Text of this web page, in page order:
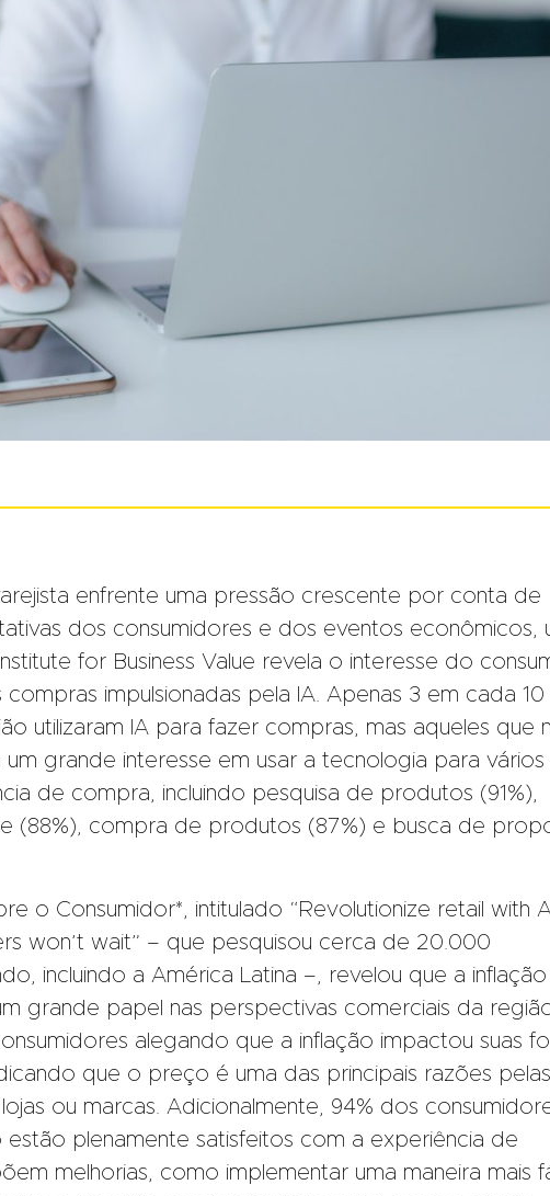
enfrente uma pressão crescente por conta de
dos consumidores e dos eventos econômicos,
for Business Value revela o interesse do
compras impulsionadas pela IA. Apenas 3 em cada 10
utilizaram IA para fazer compras, mas aqueles que
um grande interesse em usar a tecnologia para vários
de compra, incluindo pesquisa de produtos (91%),
(88%), compra de produtos (87%) e busca de
o Consumidor*, intitulado “Revolutionize retail with AI
won’t wait” – que pesquisou cerca de 20.000
incluindo a América Latina –, revelou que a inflação
grande papel nas perspectivas comerciais da
alegando que a inflação impactou suas
que o preço é uma das principais razões pelas
ou marcas. Adicionalmente, 94% dos
estão plenamente satisfeitos com a experiência de
melhorias, como implementar uma maneira mais